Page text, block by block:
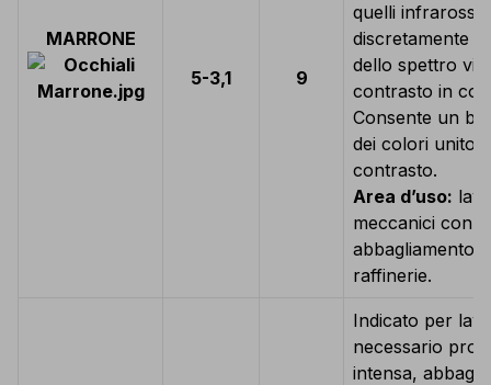
MARRONE
5-3,1
9
quelli infrarossi
discretamente
dello spettro
contrasto in
Consente un
dei colori unito
contrasto.
Area d’uso:
meccanici con
abbagliamento,
raffinerie.
Indicato per
necessario
intensa,